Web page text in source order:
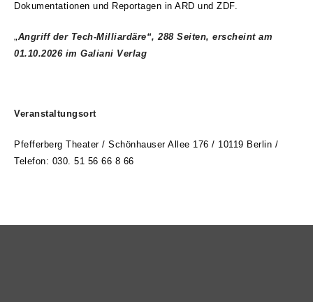
Dokumentationen und Reportagen in ARD und ZDF.
„Angriff der Tech-Milliardäre“, 288 Seiten, erscheint am
01.10.2026 im Galiani Verlag
Veranstaltungsort
Pfefferberg Theater / Schönhauser Allee 176 / 10119 Berlin /
Telefon: 030. 51 56 66 8 66